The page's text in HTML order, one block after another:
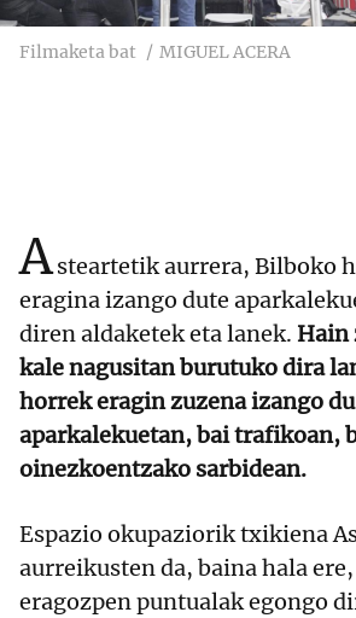
Filmaketa bat MIGUEL ACERA
Asteartetik aurrera, Bilboko
eragina izango dute
diren aldaketek eta lanek. Hain
kale nagusitan burutuko dira
horrek eragin zuzena izango
aparkalekuetan, bai trafikoan,
oinezkoentzako sarbidean.
Espazio okupaziorik txikiena
aurreikusten da, baina hala
eragozpen puntualak egongo